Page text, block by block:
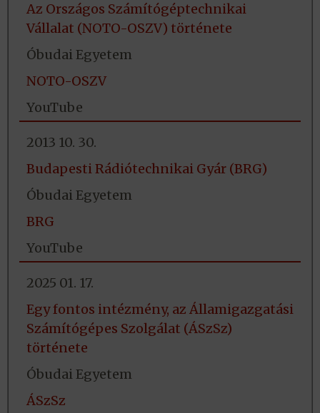
Az Országos Számítógéptechnikai
Vállalat (NOTO-OSZV) története
Óbudai Egyetem
NOTO-OSZV
YouTube
2013 10. 30.
Budapesti Rádiótechnikai Gyár (BRG)
Óbudai Egyetem
BRG
YouTube
2025 01. 17.
Egy fontos intézmény, az Államigazgatási
Számítógépes Szolgálat (ÁSzSz)
története
Óbudai Egyetem
ÁSzSz